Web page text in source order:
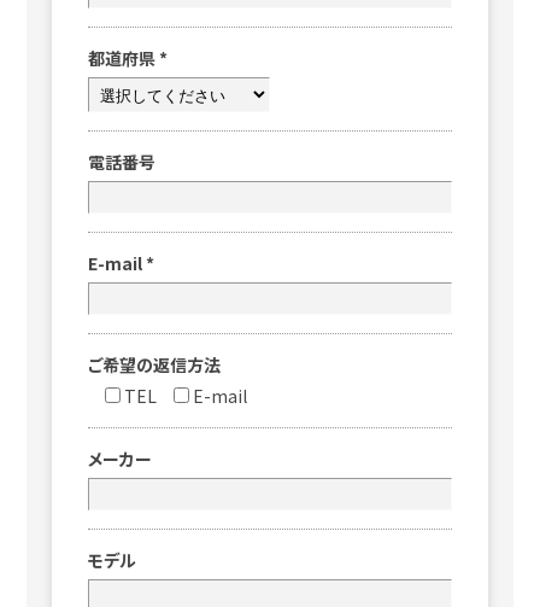
都道府県 *
電話番号
E-mail *
ご希望の返信方法
TEL
E-mail
メーカー
モデル